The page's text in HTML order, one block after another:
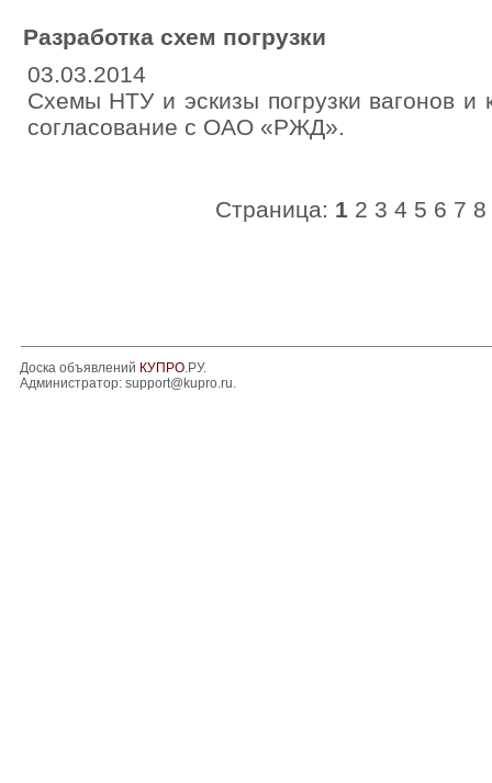
Разработка схем погрузки
03.03.2014
Схемы НТУ и эскизы погрузки вагонов и
согласование с ОАО «РЖД».
Страница: 1 2 3 4 5 6 7 8
Доска объявлений КУПРО.РУ.
Администратор: support@kupro.ru.